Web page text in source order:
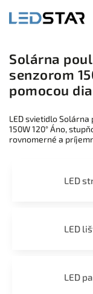
Solárna
senzorom
pomocou
LED svietidlo
150W 120° Áno,
rovnomerné a
LED
LED
LED